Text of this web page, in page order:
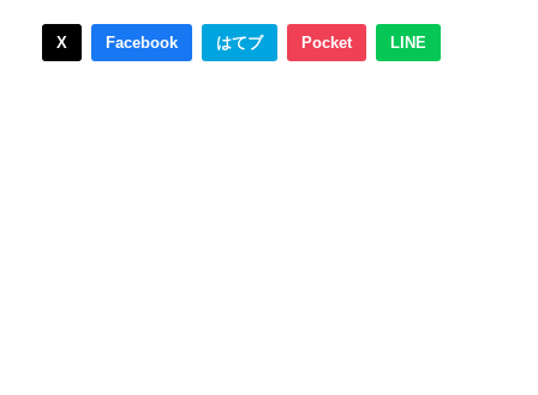
X Facebook はてブ Pocket LINE